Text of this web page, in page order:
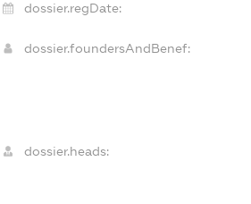
dossier.regDate:
dossier.foundersAndBenef:
dossier.heads: